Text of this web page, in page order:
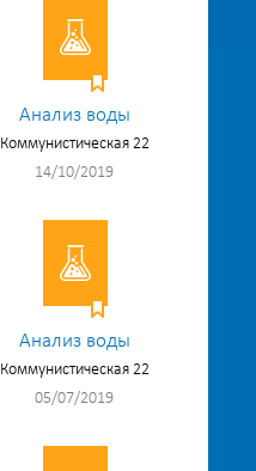
Анализ воды
Коммунистическая 22
14/10/2019
Анализ воды
Коммунистическая 22
05/07/2019